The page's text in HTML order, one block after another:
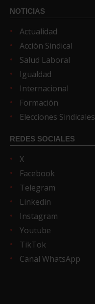
NOTICIAS
Actualidad
Acción Sindical
Salud Laboral
Igualdad
Internacional
Formación
Elecciones Sindicales
REDES SOCIALES
X
Facebook
Telegram
Linkedin
Instagram
Youtube
TikTok
Canal WhatsApp